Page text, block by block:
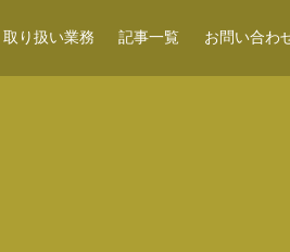
取り扱い業務 記事一覧 お問い合わ